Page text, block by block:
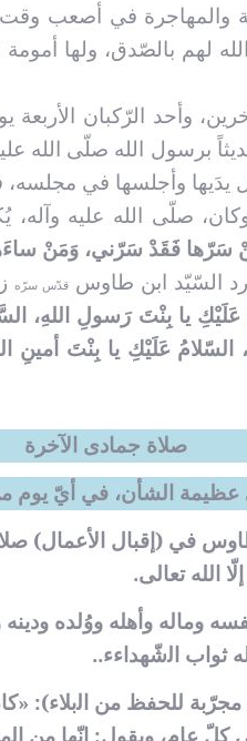
والمهاجرة في أصعب
لهم بالصّدق، ولها
وأحد الرّكبان
برسول الله صلّى الله
يدَيها وأجلسها في مجلسه،
صلّى الله عليه وآله،
سَرّها فَقَدْ سَرّني، وَمَنْ
السّيّد ابن طاوسقدّس سرّه
عَلَيْكِ يا بِنْتَ رَسولِ اللهِ،
السّلامُ عَلَيْكِ يا بِنْتَ أمينِ
صلاة جمادى الآخرة
الشأن، في أيّ يوم
طاﻭﺱ ﻓﻲ (ﺇﻗﺒﺎﻝ
الله تعالى.
ﻭﺃﻫﻠﻪ ﻭوُلدﻩ ﻭﺩﻳﻨﻪ
ثواب ﺍﻟشّهداءﺀ..
للحفظ من ﺍﻟبلاء‌):
كلّ ﻋﺎﻡ، ويقوﻝ: إنّها من